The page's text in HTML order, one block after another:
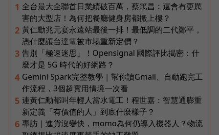
1 全台最大全聯首日業績破百萬，蔡篤昌：還會有更厲
害的大型店！為何把餐廳健身房都搬上樓？
2 黃仁勳兆元宴永遠站最後一排！最低調的二代鄭平，
憑什麼讓台達電被市場重新定價？
3 告別「極速迷思」！Opensignal 國際評比揭密：什
麼才是 5G 時代的好網路？
4 Gemini Spark完整教學｜幫你讀Gmail、自動跑完工
作流程，3個超實用情境一次看
5 連黃仁勳都叫年輕人當水電工！程世嘉：智慧通膨重
新定義「有價值的人」到底什麼樣子？
6 專訪｜進貨沒變快，momo為何仍導入機器人？物流